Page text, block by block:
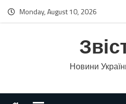
Monday, August 10, 2026
Новини